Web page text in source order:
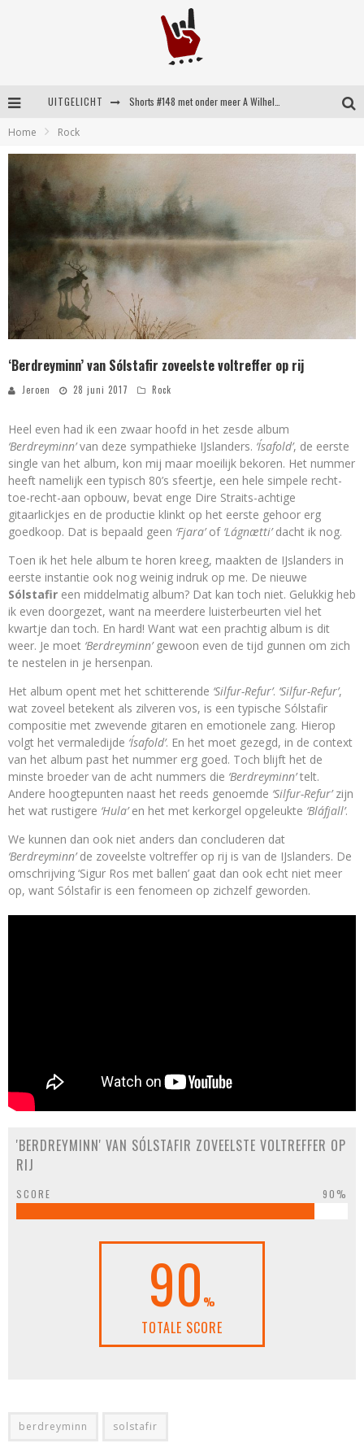
UITGELICHT
Home Rock
‘Berdreyminn’ van Sólstafir zoveelste voltreffer op rij
Jeroen 28 juni 2017 Rock
Heel even had ik een zwaar hoofd in het zesde album
‘Berdreyminn’van deze sympathieke IJslanders. ‘Ísafold’, de eerste
single van het album, kon mij maar moeilijk bekoren. Het nummer
heeft namelijk een typisch 80’s sfeertje, een hele simpele recht-
toe-recht-aan opbouw, bevat enge Dire Straits-achtige
gitaarlickjes en de productie klinkt op het eerste gehoor erg
goedkoop. Dat is bepaald geen ‘Fjara’of ‘Lágnætti’dacht ik nog.
Toen ik het hele album te horen kreeg, maakten de IJslanders in
eerste instantie ook nog weinig indruk op me. De nieuwe
Sólstafir een middelmatig album? Dat kan toch niet. Gelukkig heb
ik even doorgezet, want na meerdere luisterbeurten viel het
kwartje dan toch. En hard! Want wat een prachtig album is dit
weer. Je moet ‘Berdreyminn’gewoon even de tijd gunnen om zich
te nestelen in je hersenpan.
Het album opent met het schitterende ‘Silfur-Refur’. ‘Silfur-Refur’,
wat zoveel betekent als zilveren vos, is een typische Sólstafir
compositie met zwevende gitaren en emotionele zang. Hierop
volgt het vermaledijde ‘Ísafold’. En het moet gezegd, in de context
van het album past het nummer erg goed. Toch blijft het de
minste broeder van de acht nummers die ‘Berdreyminn’telt.
Andere hoogtepunten naast het reeds genoemde ‘Silfur-Refur’zijn
het wat rustigere ‘Hula’en het met kerkorgel opgeleukte ‘Bláfjall’.
We kunnen dan ook niet anders dan concluderen dat
‘Berdreyminn’de zoveelste voltreffer op rij is van de IJslanders. De
omschrijving ‘Sigur Ros met ballen’ gaat dan ook echt niet meer
op, want Sólstafir is een fenomeen op zichzelf geworden.
'BERDREYMINN' VAN SÓLSTAFIR ZOVEELSTE VOLTREFFER OP
RIJ
SCORE 90%
90 %
TOTALE SCORE
berdreyminn solstafir